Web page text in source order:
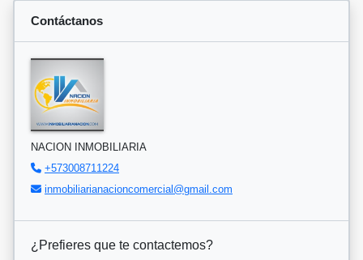
Contáctanos
NACION INMOBILIARIA
+573008711224
inmobiliarianacioncomercial@gmail.com
¿Prefieres que te contactemos?